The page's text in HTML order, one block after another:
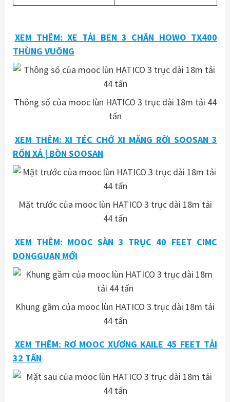
XEM THÊM: XE TẢI BEN 3 CHÂN HOWO TX400
THÙNG VUÔNG
Thông số của mooc lùn HATICO 3 trục dài 18m tải 44
tấn
XEM THÊM: XI TÉC CHỞ XI MĂNG RỜI SOOSAN 3
RỐN XẢ | BỒN SOOSAN
Mặt trước của mooc lùn HATICO 3 trục dài 18m tải
44 tấn
XEM THÊM: MOOC SÀN 3 TRỤC 40 FEET CIMC
DONGGUAN MỚI
Khung gầm của mooc lùn HATICO 3 trục dài 18m tải
44 tấn
XEM THÊM: RƠ MOOC XƯƠNG KAILE 45 FEET TẢI
32 TẤN